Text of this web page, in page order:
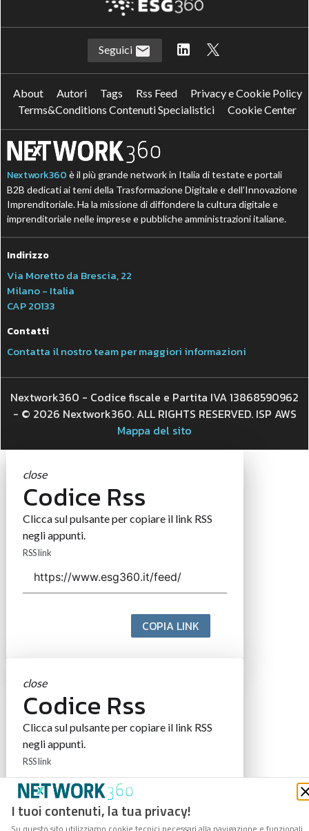
I tuoi contenuti, la tua privacy!
Seguici
About Autori Tags Rss Feed
Privacy e Cookie Policy
Terms&Conditions Contenuti Specialistici
Cookie Center
Nextwork360 è il più grande network in Italia di testate e portali
B2B dedicati ai temi della Trasformazione Digitale e dell’Innovazione
Imprenditoriale. Ha la missione di diffondere la cultura digitale e
imprenditoriale nelle imprese e pubbliche amministrazioni italiane.
Indirizzo
Via Moretto da Brescia, 22
Milano - Italia
CAP 20133
Contatti
Contatta il nostro team per maggiori informazioni
Nextwork360 - Codice fiscale e Partita IVA 13868590962
- © 2026 Nextwork360. ALL RIGHTS RESERVED. ISP AWS
Mappa del sito
close
Codice Rss
Clicca sul pulsante per copiare il link RSS
negli appunti.
RSS link
COPIA LINK
close
Codice Rss
Clicca sul pulsante per copiare il link RSS
negli appunti.
RSS link